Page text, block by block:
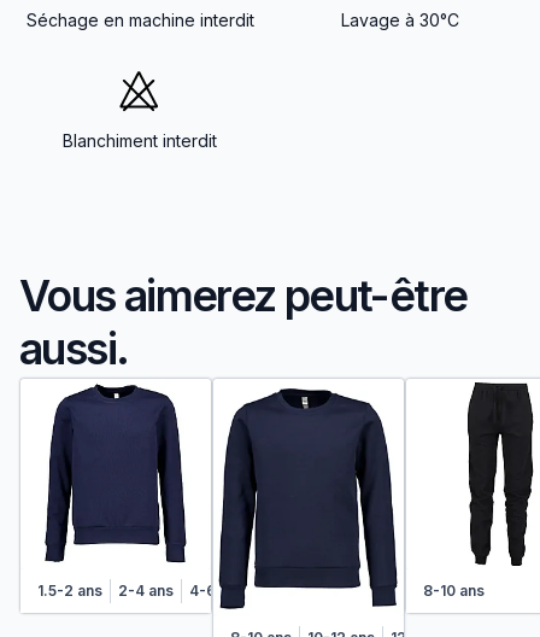
Séchage en machine interdit Lavage à 30°C
Blanchiment interdit
Vous aimerez peut-être
aussi.
1.5-2 ans 2-4 ans 4-6 ans 6-8 ans 8-10 ans